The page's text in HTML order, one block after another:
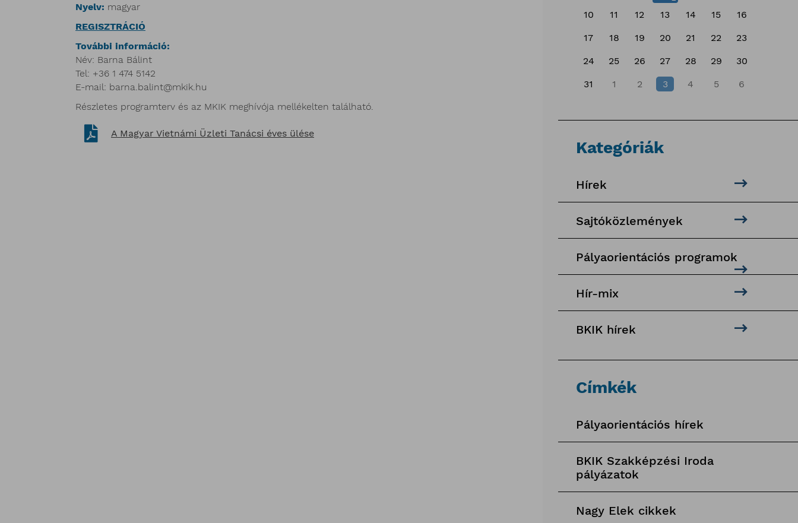
Nyelv: magyar
REGISZTRÁCIÓ
További információ:
Név: Barna Bálint
Tel: +36 1 474 5142
E-mail: barna.balint@mkik.hu
Részletes programterv és az MKIK meghívója mellékelten található.
A Magyar Vietnámi Üzleti Tanácsi éves ülése
10 11 12 13 14 15 16
17 18 19 20 21 22 23
24 25 26 27 28 29 30
31 1 2 3 4 5 6
Kategóriák
Hírek
Sajtóközlemények
Pályaorientációs programok
Hír-mix
BKIK hírek
Címkék
Pályaorientációs hírek
BKIK Szakképzési Iroda
pályázatok
Nagy Elek cikkek